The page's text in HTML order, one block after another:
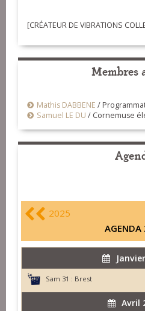
[CRÉATEUR DE VIBRATIONS
Membres
Mathis DABBENE /
Samuel LE DU / Cornemuse
2025
AGENDA
Sam 31 : Brest
Avril